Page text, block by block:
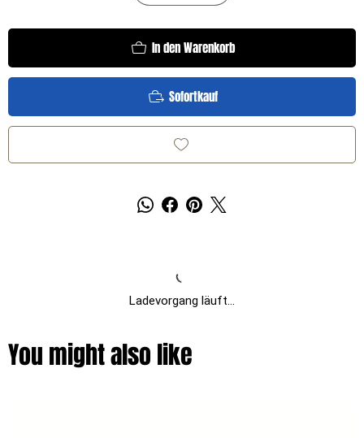
In den Warenkorb
Sofortkauf
Ladevorgang läuft...
You might also like